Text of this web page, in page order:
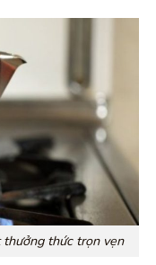
thưởng thức trọn vẹn